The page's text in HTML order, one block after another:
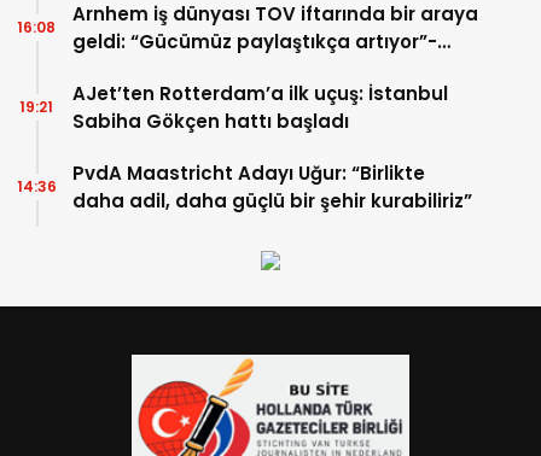
Arnhem iş dünyası TOV iftarında bir araya
geldi: “Gücümüz paylaştıkça artıyor”-
16:08
AJet’ten Rotterdam’a ilk uçuş: İstanbul
Sabiha Gökçen hattı başladı
19:21
PvdA Maastricht Adayı Uğur: “Birlikte
daha adil, daha güçlü bir şehir kurabiliriz”
14:36